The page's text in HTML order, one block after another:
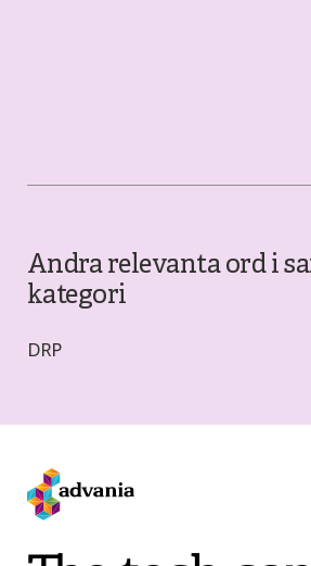
Andra relevanta ord i
kategori
DRP